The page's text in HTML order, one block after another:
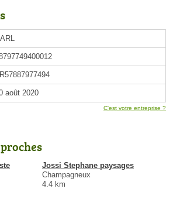
août 2020
C'est votre entreprise ?
Jossi Stephane paysages
Champagneux
4.4 km